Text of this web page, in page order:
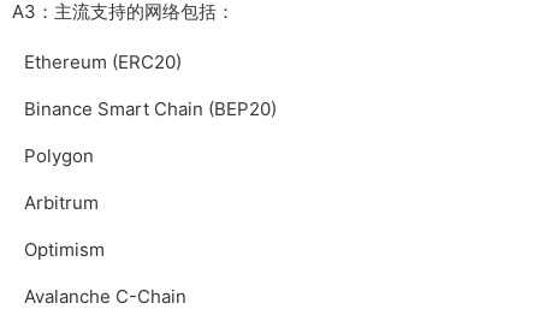
A3：主流支持的网络包括：
Ethereum (ERC20)
Binance Smart Chain (BEP20)
Polygon
Arbitrum
Optimism
Avalanche C-Chain